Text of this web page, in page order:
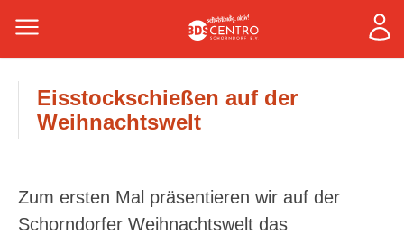
Eisstockschießen auf der
Weihnachtswelt
Zum ersten Mal präsentieren wir auf der
Schorndorfer Weihnachtswelt das